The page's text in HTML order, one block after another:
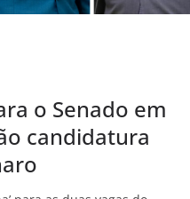
o Senado em
candidatura